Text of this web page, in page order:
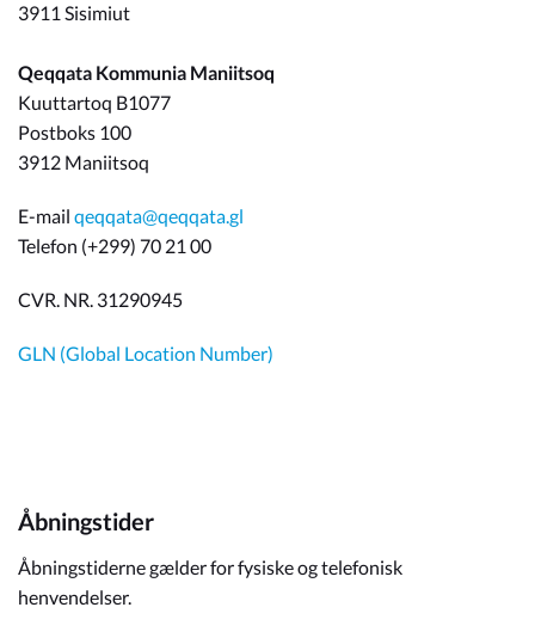
3911 Sisimiut
Qeqqata Kommunia Maniitsoq
Kuuttartoq B1077
Postboks 100
3912 Maniitsoq
E-mail qeqqata@qeqqata.gl
Telefon (+299) 70 21 00
CVR. NR. 31290945
GLN (Global Location Number)
Åbningstider
Åbningstiderne gælder for fysiske og telefonisk
henvendelser.